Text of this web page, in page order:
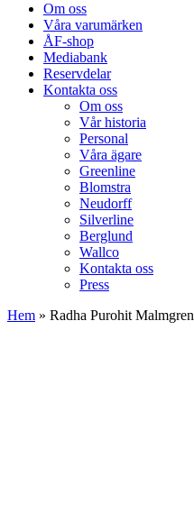
Om oss
Våra varumärken
ÅF-shop
Mediabank
Reservdelar
Kontakta oss
Om oss
Vår historia
Personal
Våra ägare
Greenline
Blomstra
Neudorff
Silverline
Berglund
Wallco
Kontakta oss
Press
Hem » Radha Purohit Malmgren